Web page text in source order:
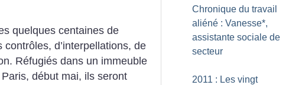
quelques centaines de
contrôles, d’interpellations, de
Réfugiés dans un immeuble
début mai, ils seront
Chronique du travail
aliéné : Vanesse*,
assistante sociale de
secteur
2011 : Les vingt